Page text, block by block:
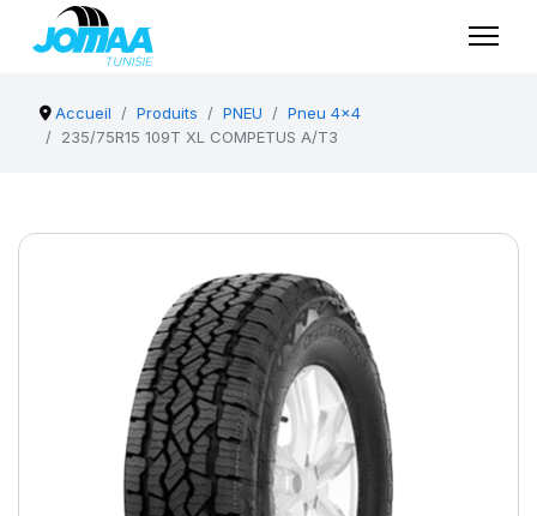
Accueil Produits PNEU
Pneu 4x4
235/75R15 109T XL COMPETUS A/T3